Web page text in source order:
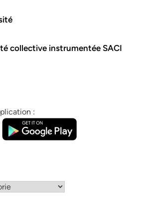
collective instrumentée SACI
: